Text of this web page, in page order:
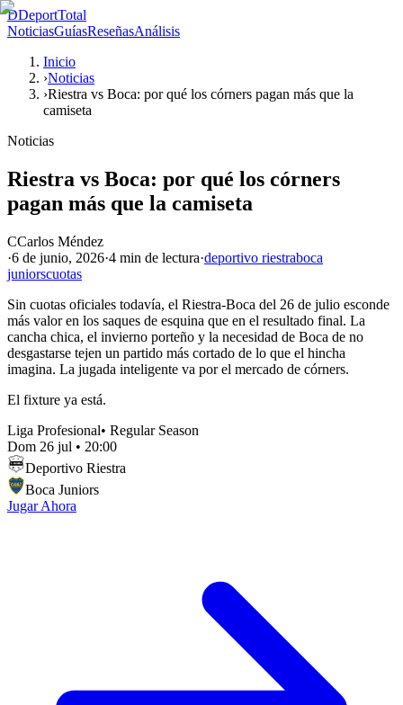
DDeportTotal
NoticiasGuíasReseñasAnálisis
Inicio
›Noticias
›Riestra vs Boca: por qué los córners pagan más que la
camiseta
Noticias
Riestra vs Boca: por qué los córners
pagan más que la camiseta
CCarlos Méndez
·6 de junio, 2026·4 min de lectura·deportivo riestraboca
juniorscuotas
Sin cuotas oficiales todavía, el Riestra-Boca del 26 de julio esconde
más valor en los saques de esquina que en el resultado final. La
cancha chica, el invierno porteño y la necesidad de Boca de no
desgastarse tejen un partido más cortado de lo que el hincha
imagina. La jugada inteligente va por el mercado de córners.
El fixture ya está.
Liga Profesional• Regular Season
Dom 26 jul • 20:00
Deportivo Riestra
Boca Juniors
Jugar Ahora